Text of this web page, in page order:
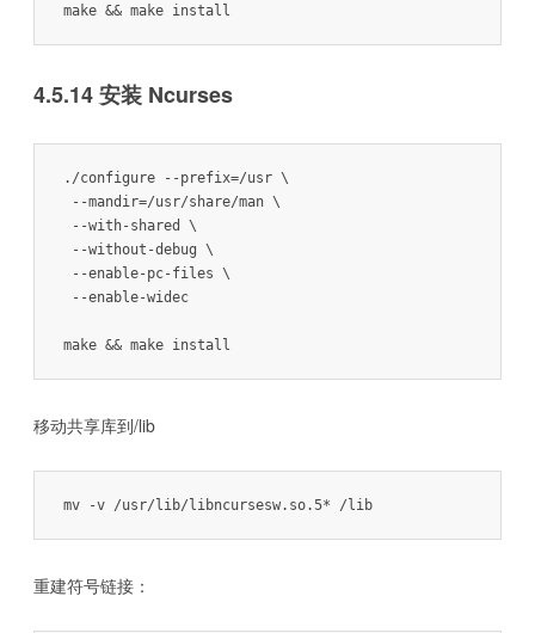
make && make install
4.5.14 安装 Ncurses
./configure --prefix=/usr \
--mandir=/usr/share/man \
--with-shared \
--without-debug \
--enable-pc-files \
--enable-widec
make && make install
移动共享库到/lib
mv -v /usr/lib/libncursesw.so.5* /lib
重建符号链接：